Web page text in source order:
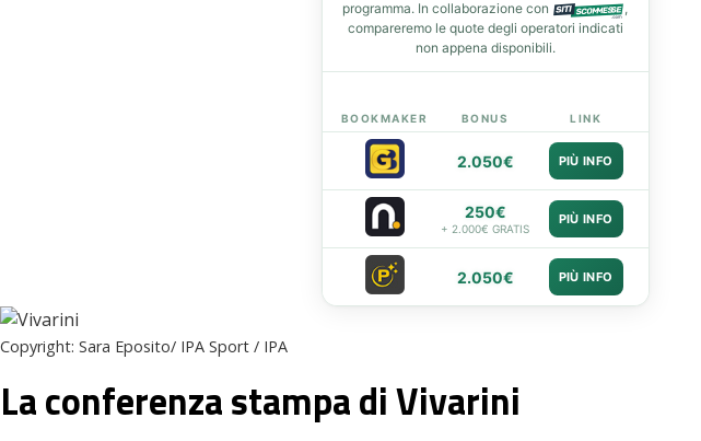
programma. In collaborazione con
,
compareremo le quote degli operatori indicati
non appena disponibili.
BOOKMAKER BONUS LINK
2.050€ PIÙ INFO
250€
+ 2.000€ GRATIS
PIÙ INFO
2.050€ PIÙ INFO
Copyright: Sara Eposito/ IPA Sport / IPA
La conferenza stampa di Vivarini